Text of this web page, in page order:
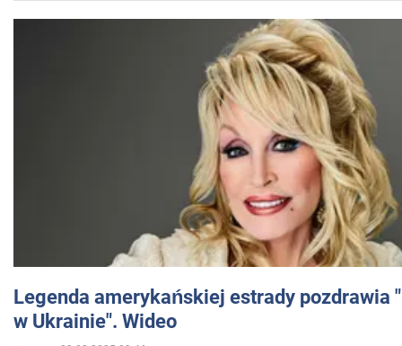
Legenda amerykańskiej estrady pozdrawia
w Ukrainie". Wideo